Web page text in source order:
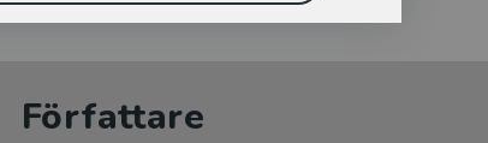
Författare